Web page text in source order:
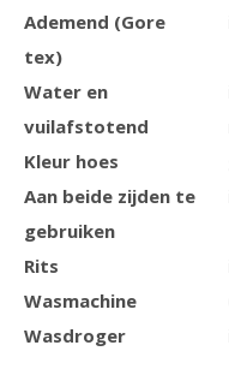
Ademend (Gore
tex)
Water en
vuilafstotend
Kleur hoes
Aan beide zijden te
gebruiken
Rits
Wasmachine
Wasdroger